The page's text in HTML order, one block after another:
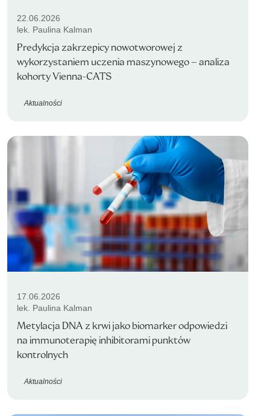
22.06.2026
lek. Paulina Kalman
Predykcja zakrzepicy nowotworowej z
wykorzystaniem uczenia maszynowego – analiza
kohorty Vienna-CATS
Aktualności
17.06.2026
lek. Paulina Kalman
Metylacja DNA z krwi jako biomarker odpowiedzi
na immunoterapię inhibitorami punktów
kontrolnych
Aktualności